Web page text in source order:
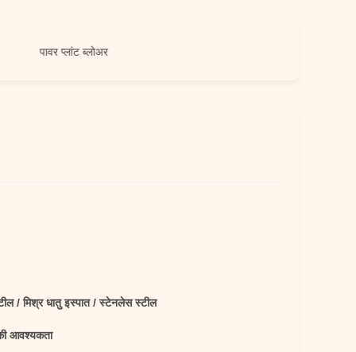
पावर प्लांट ब्लोअर
/ मिश्र धातु इस्पात / स्टेनलेस स्टील
आवश्यकता